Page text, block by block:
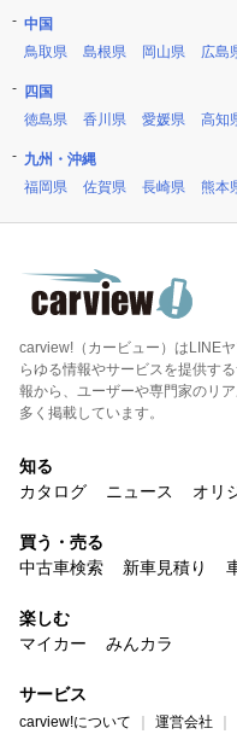
中国
鳥取県
島根県 岡山県 広島
四国
徳島県
香川県 愛媛県 高知
九州・沖縄
福岡県
佐賀県 長崎県 熊本
carview!（カービュー）はLINE
らゆる情報やサービスを提供す
報から、ユーザーや専門家のリ
多く掲載しています。
知る
カタログ
ニュース オリ
買う・売る
中古車検索
新車見積り
楽しむ
マイカー
みんカラ
サービス
carview!について 運営会社